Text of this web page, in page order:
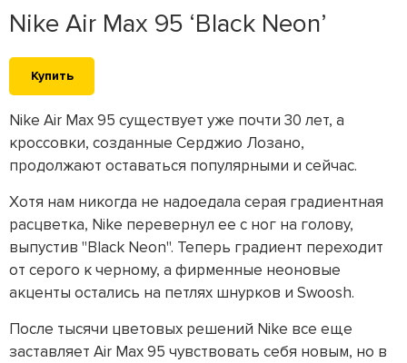
Nike Air Max 95 ‘Black Neon’
Купить
Nike Air Max 95 существует уже почти 30 лет, а
кроссовки, созданные Серджио Лозано,
продолжают оставаться популярными и сейчас.
Хотя нам никогда не надоедала серая градиентная
расцветка, Nike перевернул ее с ног на голову,
выпустив "Black Neon". Теперь градиент переходит
от серого к черному, а фирменные неоновые
акценты остались на петлях шнурков и Swoosh.
После тысячи цветовых решений Nike все еще
заставляет Air Max 95 чувствовать себя новым, но в